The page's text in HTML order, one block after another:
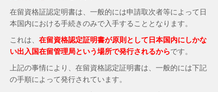
在留資格証認定明書は、一般的には申請取次者等によって日
本国内における手続きのみで入手することとなります。
これは、 在留資格認定証明書が原則として日本国内にしかな
い出入国在留管理局という場所で発行されるからです。
上記の事情により、在留資格認定証明書は、一般的には下記
の手順によって発行されています。